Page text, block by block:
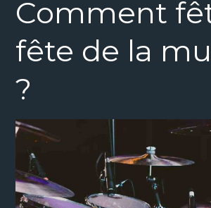
Comment
fête de la
?